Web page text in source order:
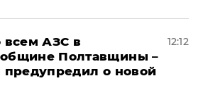
всем АЗС в
Полтавщины –
предупредил о новой
12:12